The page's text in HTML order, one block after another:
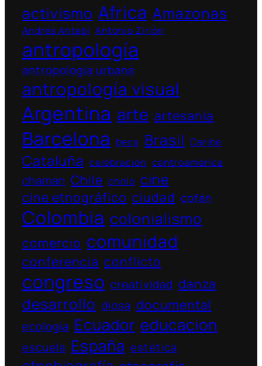
activismo Africa Amazonas
Andrés Antebi Antonio Zirión
antropología
antropología urbana
antropología visual
Argentina arte artesania
Barcelona beca Brasil Caribe
Cataluña celebracion centroamérica
chaman Chile cholo cine
cine etnográfico ciudad cofán
Colombia colonialismo
comercio comunidad
conferencia conflicto
congreso creatividad danza
desarrollo diosa documental
ecologia Ecuador educacion
escuela España estética